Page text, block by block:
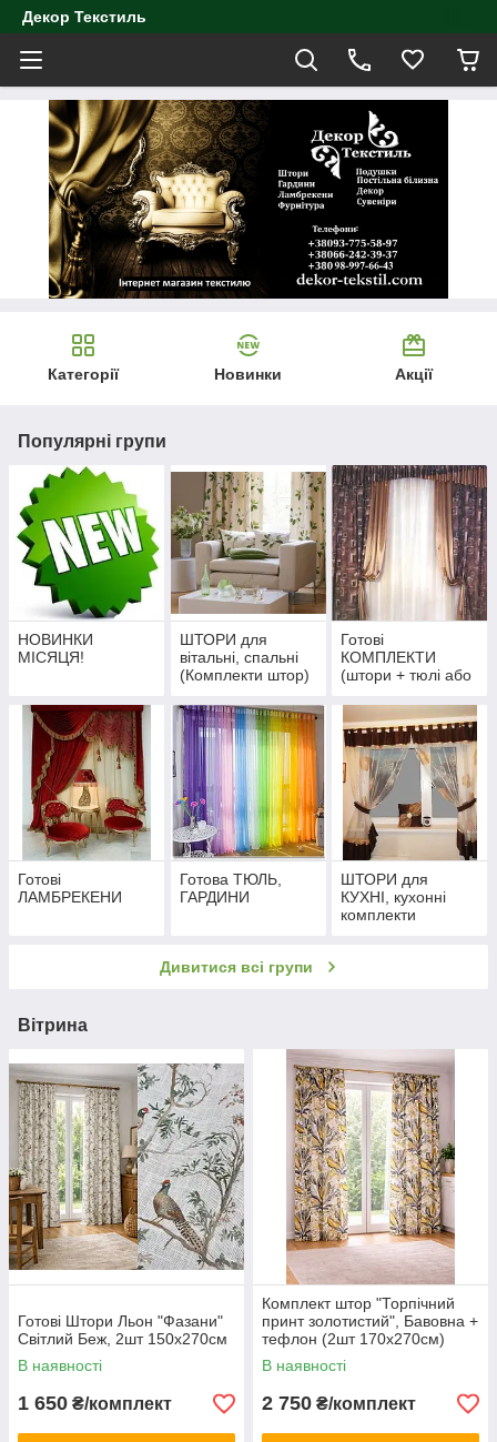
Декор Текстиль
Категорії Новинки Акції
Популярні групи
НОВИНКИ
МІСЯЦЯ!
ШТОРИ для
вітальні, спальні
(Комплекти штор)
Готові
КОМПЛЕКТИ
(штори + тюлі або
ламбрекени)
Готові
ЛАМБРЕКЕНИ
Готова ТЮЛЬ,
ГАРДИНИ
ШТОРИ для
КУХНІ, кухонні
комплекти
Дивитися всі групи
Вітрина
Готові Штори Льон "Фазани"
Світлий Беж, 2шт 150х270см
В наявності
1 650 ₴/комплект
Комплект штор "Торпічний
принт золотистий", Бавовна +
тефлон (2шт 170х270см)
В наявності
2 750 ₴/комплект